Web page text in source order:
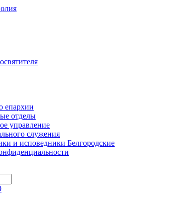
епархии
отделы
управление
служения
и исповедники Белгородские